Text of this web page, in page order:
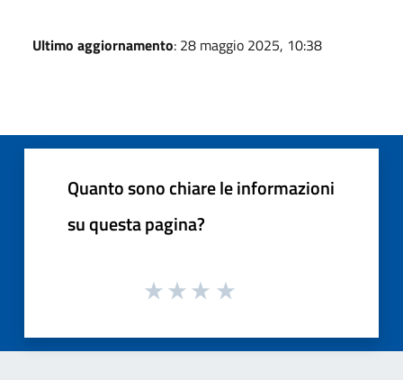
Ultimo aggiornamento: 28 maggio 2025, 10:38
Quanto sono chiare le informazioni
su questa pagina?